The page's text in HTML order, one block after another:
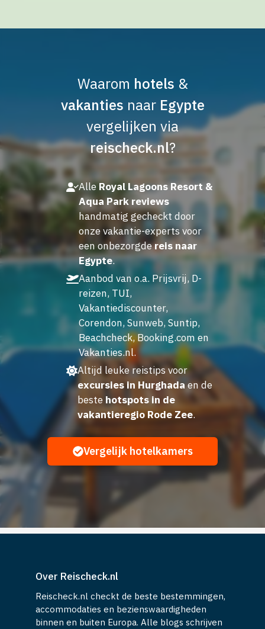
Waarom hotels &
vakanties naar Egypte
vergelijken via
reischeck.nl?
AlleRoyal Lagoons Resort &
Aqua Park reviews
handmatig gecheckt door
onze vakantie-experts voor
een onbezorgdereis naar
Egypte.
Aanbod van o.a. Prijsvrij, D-
reizen, TUI,
Vakantiediscounter,
Corendon, Sunweb, Suntip,
Beachcheck, Booking.com en
Vakanties.nl.
Altijd leuke reistips voor
excursies in Hurghadaen de
beste hotspots in de
vakantieregio Rode Zee.
Vergelijk hotelkamers
Over Reischeck.nl
Reischeck.nl checkt de beste bestemmingen,
accommodaties en bezienswaardigheden
binnen en buiten Europa. Alle blogs schrijven